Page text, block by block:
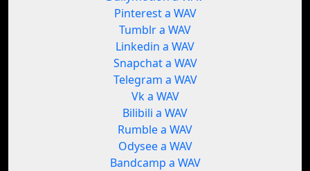
Pinterest a WAV
Tumblr a WAV
Linkedin a WAV
Snapchat a WAV
Telegram a WAV
Vk a WAV
Bilibili a WAV
Rumble a WAV
Odysee a WAV
Bandcamp a WAV